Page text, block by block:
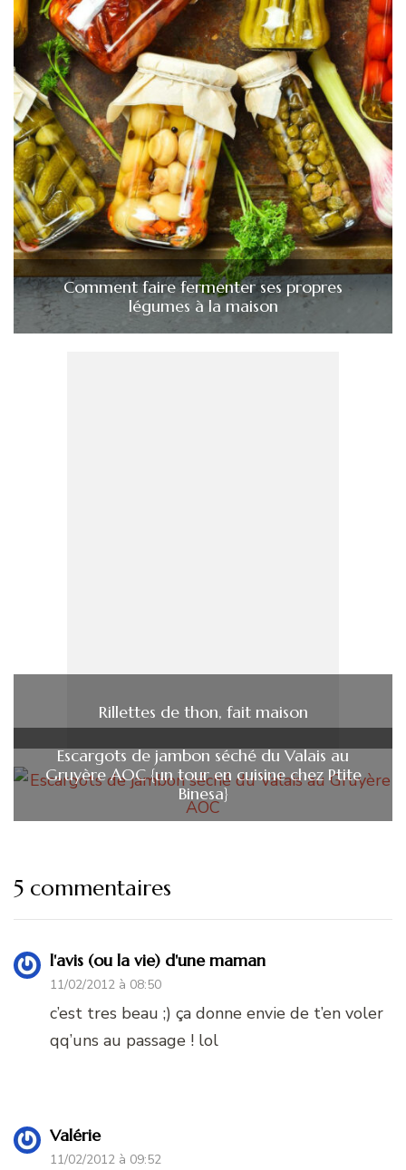
Comment faire fermenter ses propres
légumes à la maison
Rillettes de thon, fait maison
Escargots de jambon séché du Valais au
Gruyère AOC {un tour en cuisine chez Ptite
Binesa}
5 commentaires
l'avis (ou la vie) d'une maman
11/02/2012 à 08:50
c’est tres beau ;) ça donne envie de t’en voler
qq’uns au passage ! lol
Valérie
11/02/2012 à 09:52